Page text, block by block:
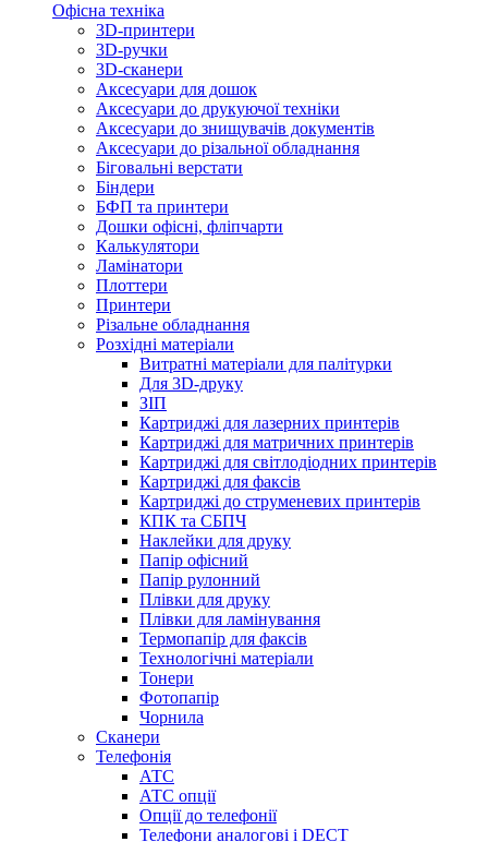
Офісна техніка
3D-принтери
3D-ручки
3D-сканери
Аксесуари для дошок
Аксесуари до друкуючої техніки
Аксесуари до знищувачів документів
Аксесуари до різальної обладнання
Біговальні верстати
Біндери
БФП та принтери
Дошки офісні, фліпчарти
Калькулятори
Ламінатори
Плоттери
Принтери
Різальне обладнання
Розхідні матеріали
Витратні матеріали для палітурки
Для 3D-друку
ЗІП
Картриджі для лазерних принтерів
Картриджі для матричних принтерів
Картриджі для світлодіодних принтерів
Картриджі для факсів
Картриджі до струменевих принтерів
КПК та СБПЧ
Наклейки для друку
Папір офісний
Папір рулонний
Плівки для друку
Плівки для ламінування
Термопапір для факсів
Технологічні матеріали
Тонери
Фотопапір
Чорнила
Сканери
Телефонія
АТС
АТС опції
Опції до телефонії
Телефони аналогові і DECT